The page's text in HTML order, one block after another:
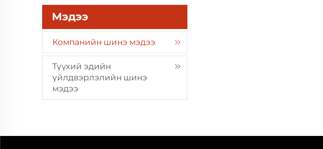
Мэдээ
Компанийн шинэ мэдээ
Түүхий эдийн
үйлдвэрлэлийн шинэ
мэдээ